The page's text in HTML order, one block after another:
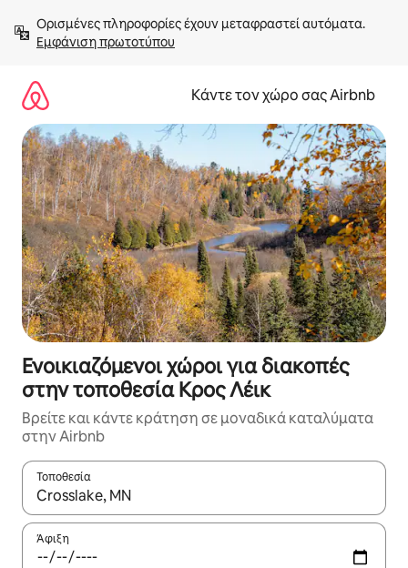
στο
περιεχόμενοΕμφάνιση πρωτοτύπου
Κάντε τον χώρο σας Airbnb
Ενοικιαζόμενοι χώροι για διακοπές
στην τοποθεσία Κρος Λέικ
Βρείτε και κάντε κράτηση σε μοναδικά καταλύματα
στην Airbnb
Τοποθεσία
Όταν τα αποτελέσματα είναι διαθέσιμα, μπορείτε να
Άφιξη